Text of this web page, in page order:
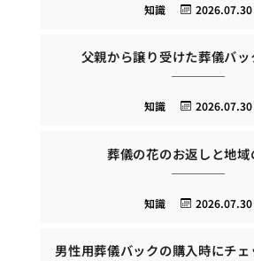
2026.07.30
知識
父親から譲り受けた葬儀バ
2026.07.30
知識
葬儀の花のお返しと地域
2026.07.30
知識
男性用葬儀バックの購入時にチ